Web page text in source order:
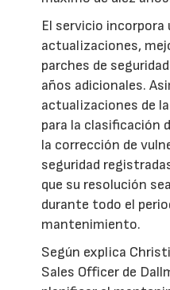
El servicio incorpora
actualizaciones,
parches de
años adicionales.
actualizaciones de
para la clasificación
la corrección de
seguridad
que su resolución
durante todo el
mantenimiento.
Según explica
Sales Officer de